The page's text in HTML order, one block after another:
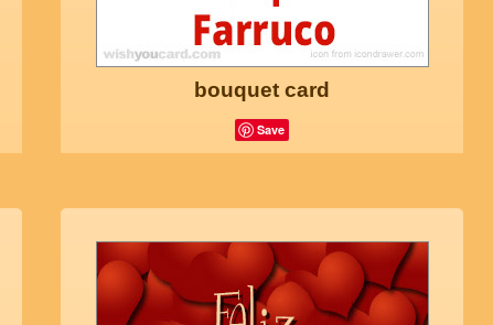
bouquet card
Save